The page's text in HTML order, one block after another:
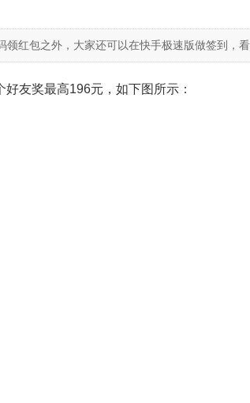
领红包之外，大家还可以在快手极速版做签到，
好友奖最高196元，如下图所示：